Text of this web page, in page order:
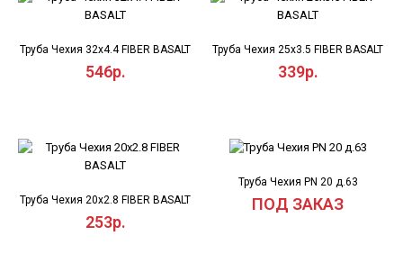
Труба Чехия 32х4.4 FIBER BASALT
546р.
Труба Чехия 25х3.5 FIBER BASALT
339р.
Труба Чехия 20х2.8 FIBER BASALT
253р.
Труба Чехия PN 20 д.63
ПОД ЗАКАЗ